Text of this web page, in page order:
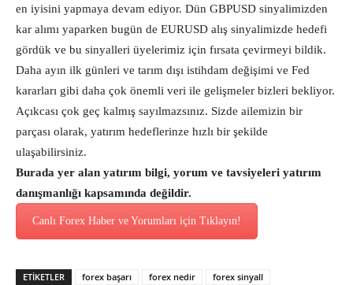
en iyisini yapmaya devam ediyor. Dün GBPUSD sinyalimizden
kar alımı yaparken bugün de EURUSD alış sinyalimizde hedefi
gördük ve bu sinyalleri üyelerimiz için fırsata çevirmeyi bildik.
Daha ayın ilk günleri ve tarım dışı istihdam değişimi ve Fed
kararları gibi daha çok önemli veri ile gelişmeler bizleri bekliyor.
Açıkcası çok geç kalmış sayılmazsınız. Sizde ailemizin bir
parçası olarak, yatırım hedeflerinze hızlı bir şekilde
ulaşabilirsiniz.
Burada yer alan yatırım bilgi, yorum ve tavsiyeleri yatırım
danışmanlığı kapsamında değildir.
Canlı Forex Haber ve Yorumları için Tıklayın!
ETİKETLER forex başarı forex nedir
forex sinyall